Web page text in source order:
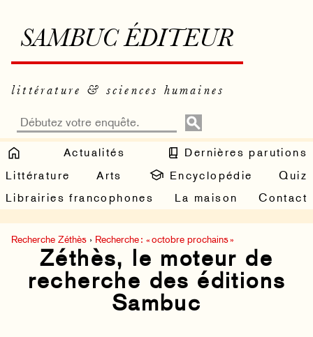
SAMBUC ÉDITEUR
littérature & sciences humaines
Actualités
Dernières parutions
Littérature
Arts Encyclopédie
Quiz
Librairies francophones
La maison Contact
Recherche Zéthès › Recherche : « octobre prochains »
Zéthès, le moteur de
recherche des éditions
Sambuc